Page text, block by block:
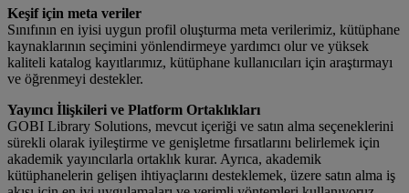
Keşif için meta veriler
Sınıfının en iyisi uygun profil oluşturma meta verilerimiz, kütüphane
kaynaklarının seçimini yönlendirmeye yardımcı olur ve yüksek
kaliteli katalog kayıtlarımız, kütüphane kullanıcıları için araştırmayı
ve öğrenmeyi destekler.
Yayıncı İlişkileri ve Platform Ortaklıkları
GOBI Library Solutions, mevcut içeriği ve satın alma seçeneklerini
sürekli olarak iyileştirme ve genişletme fırsatlarını belirlemek için
akademik yayıncılarla ortaklık kurar. Ayrıca, akademik
kütüphanelerin gelişen ihtiyaçlarını desteklemek, üzere satın alma iş